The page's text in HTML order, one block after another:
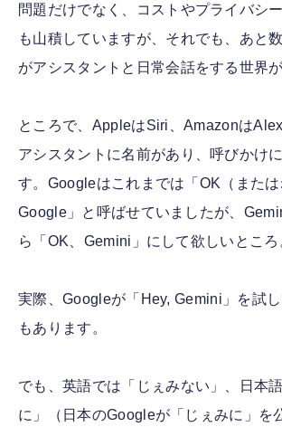
問題だけでなく、コストやプライバシ
も山積していますが、それでも、あと
がアシスタントと日常会話をする世界
ところで、AppleはSiri、Amazonは
アシスタントに名前があり、呼びかけ
す。Googleはこれまでは「OK（または
Google」と呼ばせていましたが、
ら「OK、Gemini」にして欲しいところ
実際、Googleが「Hey, Gemini」を試
もあります。
でも、英語では「じぇみない」、日本
に」（日本のGoogleが「じぇみに」を